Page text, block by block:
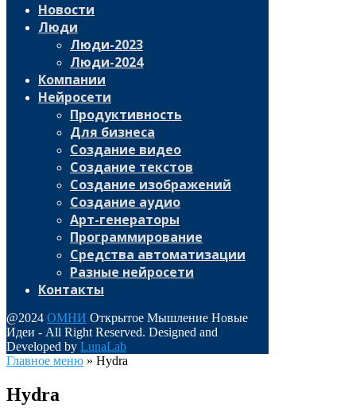
Новости
Люди
Люди-2023
Люди-2024
Компании
Нейросети
Продуктивность
Для бизнеса
Создание видео
Создание текстов
Создание изображений
Создание аудио
Арт-генераторы
Программирование
Средства автоматизации
Разные нейросети
Контакты
@2024 ОМНИ Открытое Мышление Новые
Идеи - All Right Reserved. Designed and
Developed by LunaLab
Главное меню » Hydra
Hydra